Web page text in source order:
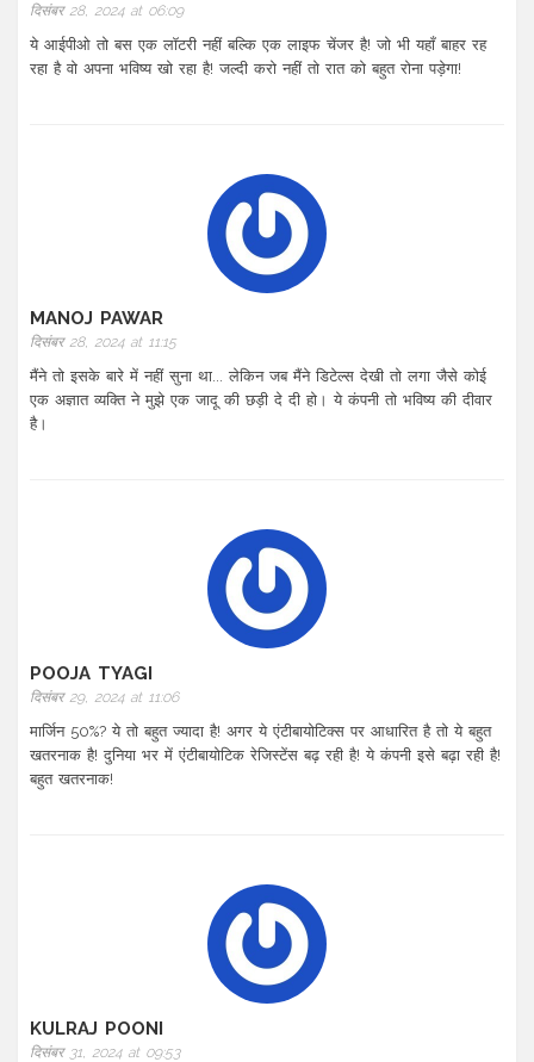
दिसंबर 28, 2024 at 06:09
ये आईपीओ तो बस एक लॉटरी नहीं बल्कि एक लाइफ चेंजर है! जो भी यहाँ बाहर रह
रहा है वो अपना भविष्य खो रहा है! जल्दी करो नहीं तो रात को बहुत रोना पड़ेगा!
MANOJ PAWAR
दिसंबर 28, 2024 at 11:15
मैंने तो इसके बारे में नहीं सुना था... लेकिन जब मैंने डिटेल्स देखी तो लगा जैसे कोई
एक अज्ञात व्यक्ति ने मुझे एक जादू की छड़ी दे दी हो। ये कंपनी तो भविष्य की दीवार
है।
POOJA TYAGI
दिसंबर 29, 2024 at 11:06
मार्जिन 50%? ये तो बहुत ज्यादा है! अगर ये एंटीबायोटिक्स पर आधारित है तो ये बहुत
खतरनाक है! दुनिया भर में एंटीबायोटिक रेजिस्टेंस बढ़ रही है! ये कंपनी इसे बढ़ा रही है!
बहुत खतरनाक!
KULRAJ POONI
दिसंबर 31, 2024 at 09:53